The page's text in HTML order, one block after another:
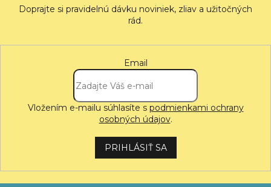
Email
Vložením e-mailu súhlasíte s podmienkami ochrany
osobných údajov.
PRIHLÁSIŤ SA